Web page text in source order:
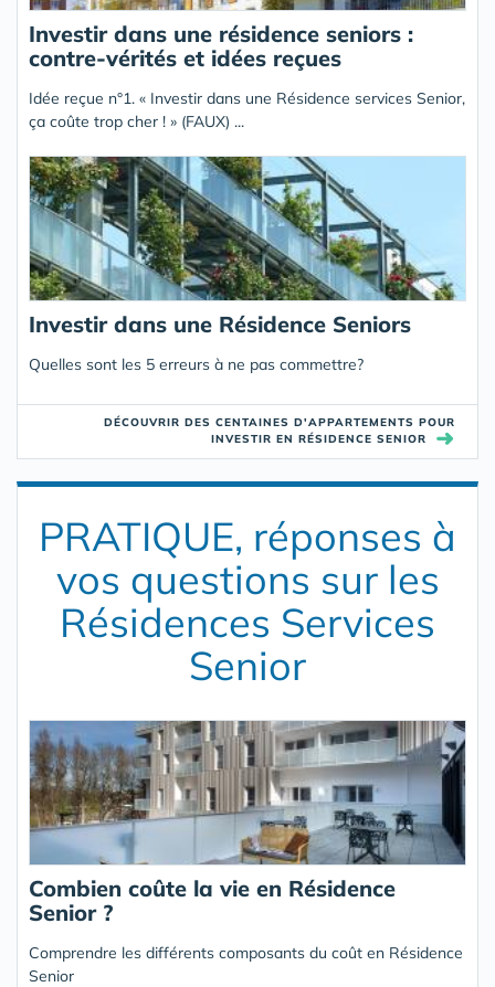
Investir dans une résidence seniors :
contre-vérités et idées reçues
Idée reçue n°1. « Investir dans une Résidence services Senior,
ça coûte trop cher ! » (FAUX) ...
Investir dans une Résidence Seniors
Quelles sont les 5 erreurs à ne pas commettre?
DÉCOUVRIR DES CENTAINES D'APPARTEMENTS POUR
INVESTIR EN RÉSIDENCE SENIOR
➜
PRATIQUE, réponses à
vos questions sur les
Résidences Services
Senior
Combien coûte la vie en Résidence
Senior ?
Comprendre les différents composants du coût en Résidence
Senior